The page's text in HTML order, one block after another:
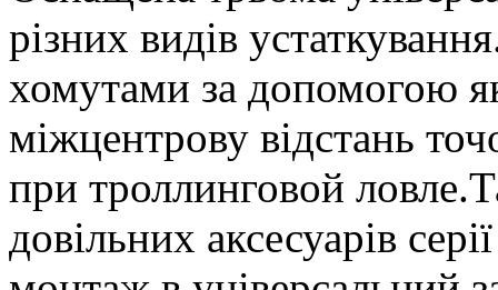
різних видів
хомутами за допомогою
міжцентрову відстань
при троллинговой
довільних аксесуарів